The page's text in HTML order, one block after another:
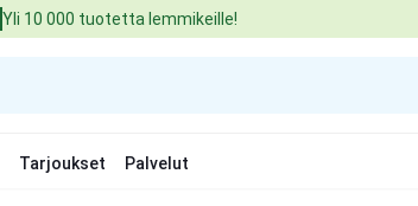
Yli 10 000 tuotetta lemmikeille!
Tarjoukset Palvelut